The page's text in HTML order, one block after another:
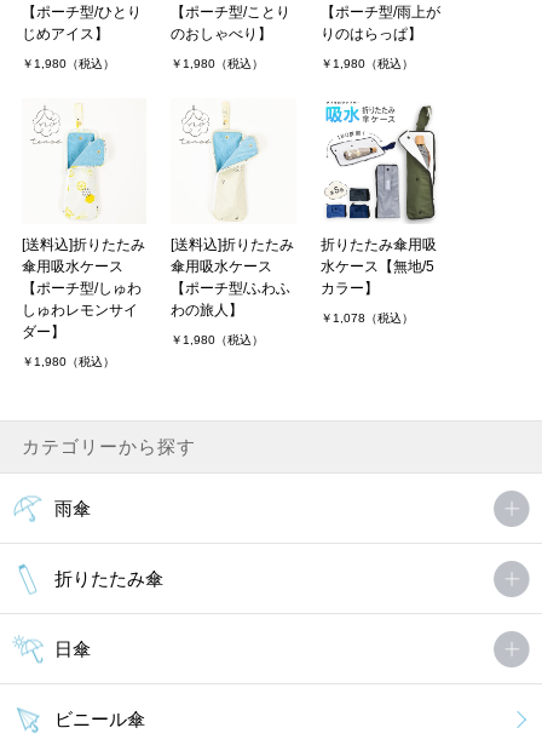
【ポーチ型/ひとり
じめアイス】
￥1,980（税込）
【ポーチ型/ことり
のおしゃべり】
￥1,980（税込）
【ポーチ型/雨上が
りのはらっぱ】
￥1,980（税込）
[送料込]折りたたみ
傘用吸水ケース
【ポーチ型/しゅわ
しゅわレモンサイ
ダー】
￥1,980（税込）
[送料込]折りたたみ
傘用吸水ケース
【ポーチ型/ふわふ
わの旅人】
￥1,980（税込）
折りたたみ傘用吸
水ケース【無地/5
カラー】
￥1,078（税込）
カテゴリーから探す
雨傘
折りたたみ傘
日傘
ビニール傘